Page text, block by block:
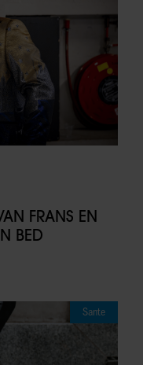
FRANS EN
BED
Sante